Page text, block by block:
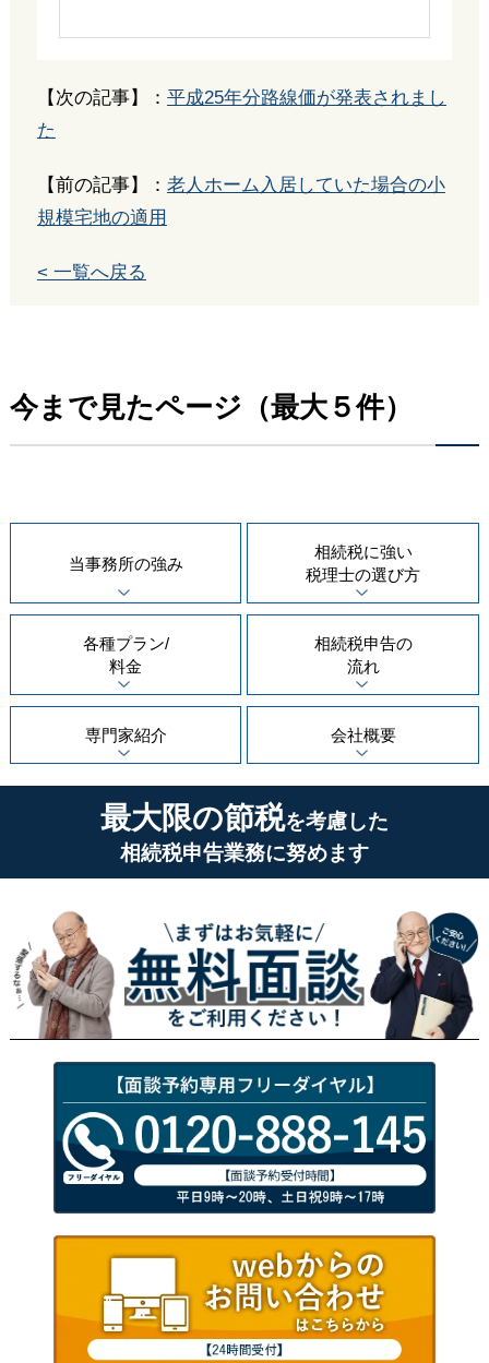
【次の記事】： 平成25年分路線価が発表されまし
た
【前の記事】： 老人ホーム入居していた場合の小
規模宅地の適用
< 一覧へ戻る
今まで見たページ（最大５件）
当事務所の強み
相続税に強い
税理士の選び方
各種プラン/
料金
相続税申告の
流れ
専門家紹介 会社概要
最大限の節税を考慮した
相続税申告業務に努めます